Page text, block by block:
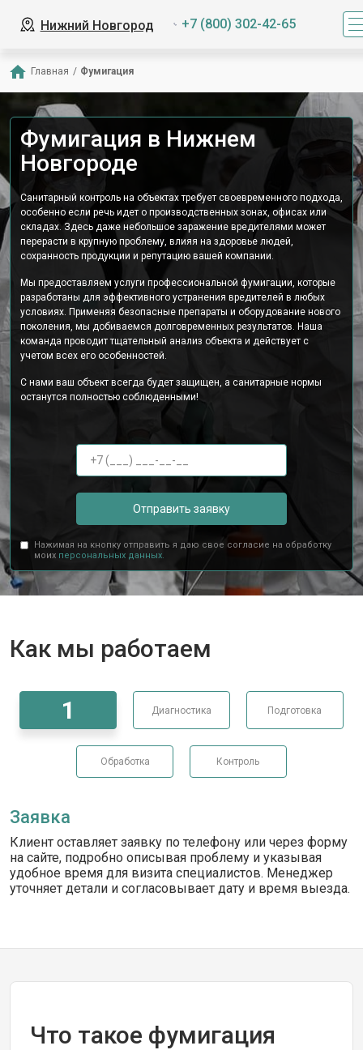
Нижний Новгород +7 (800) 302-42-65
Главная / Фумигация
Фумигация в Нижнем
Новгороде
Санитарный контроль на объектах требует своевременного подхода,
особенно если речь идет о производственных зонах, офисах или
складах. Здесь даже небольшое заражение вредителями может
перерасти в крупную проблему, влияя на здоровье людей,
сохранность продукции и репутацию вашей компании.
Мы предоставляем услуги профессиональной фумигации, которые
разработаны для эффективного устранения вредителей в любых
условиях. Применяя безопасные препараты и оборудование нового
поколения, мы добиваемся долговременных результатов. Наша
команда проводит тщательный анализ объекта и действует с
учетом всех его особенностей.
С нами ваш объект всегда будет защищен, а санитарные нормы
останутся полностью соблюденными!
Отправить заявку
Нажимая на кнопку отправить я даю свое согласие на обработку
моих персональных данных.
Как мы работаем
1 Диагностика Подготовка
Обработка Контроль
Заявка
Клиент оставляет заявку по телефону или через форму
на сайте, подробно описывая проблему и указывая
удобное время для визита специалистов. Менеджер
уточняет детали и согласовывает дату и время выезда.
Что такое фумигация